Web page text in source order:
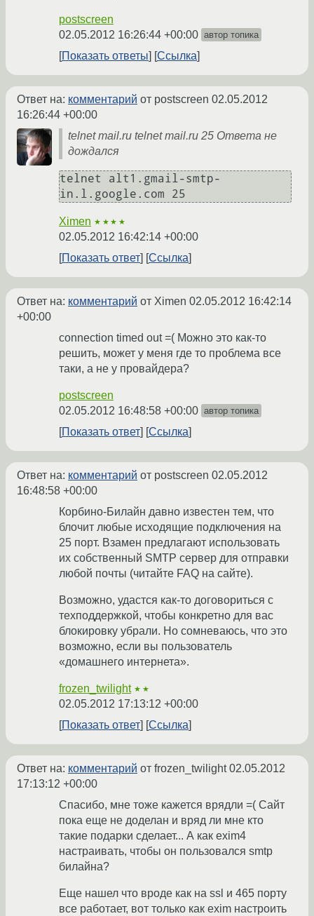
postscreen
02.05.2012 16:26:44 +00:00 автор топика
Показать ответы Ссылка
Ответ на: комментарий от postscreen 02.05.2012
16:26:44 +00:00
telnet mail.ru telnet mail.ru 25 Ответа не
дождался
telnet alt1.gmail-smtp-
Ximen ★★★★
02.05.2012 16:42:14 +00:00
Показать ответ
Ссылка
Ответ на: комментарий от Ximen 02.05.2012 16:42:14
+00:00
connection timed out =( Можно это как-то
решить, может у меня где то проблема все
таки, а не у провайдера?
postscreen
02.05.2012 16:48:58 +00:00 автор топика
Показать ответ Ссылка
Ответ на: комментарий от postscreen 02.05.2012
16:48:58 +00:00
Корбино-Билайн давно известен тем, что
блочит любые исходящие подключения на
25 порт. Взамен предлагают использовать
их собственный SMTP сервер для отправки
любой почты (читайте FAQ на сайте).
Возможно, удастся как-то договориться с
техподдержкой, чтобы конкретно для вас
блокировку убрали. Но сомневаюсь, что это
возможно, если вы пользователь
«домашнего интернета».
frozen_twilight ★★
02.05.2012 17:13:12 +00:00
Показать ответ
Ссылка
Ответ на: комментарий от frozen_twilight02.05.2012
17:13:12 +00:00
Спасибо, мне тоже кажется врядли =( Сайт
пока еще не доделан и вряд ли мне кто
такие подарки сделает... А как exim4
настраивать, чтобы он пользовался smtp
билайна?
Еще нашел что вроде как на ssl и 465 порту
все работает, вот только как exim настроить